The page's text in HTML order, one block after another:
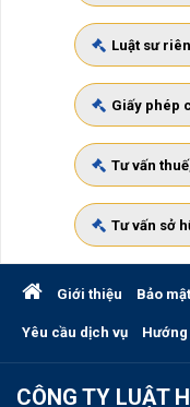
Luật sư
Giấy phép
Tư vấn
Tư vấn sở
Giới thiệu Bảo
Yêu cầu dịch vụ
CÔNG TY LUẬT